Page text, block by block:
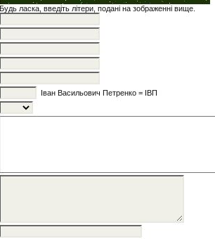
Будь ласка, введіть літери, подані на зображенні вище.
Іван Васильович Петренко = ІВП